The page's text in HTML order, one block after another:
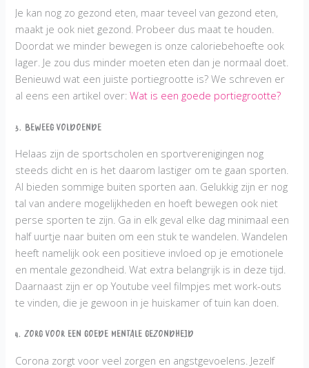
Je kan nog zo gezond eten, maar teveel van gezond eten,
maakt je ook niet gezond. Probeer dus maat te houden.
Doordat we minder bewegen is onze caloriebehoefte ook
lager. Je zou dus minder moeten eten dan je normaal doet.
Benieuwd wat een juiste portiegrootte is? We schreven er
al eens een artikel over:Wat is een goede portiegrootte?
3. Beweeg voldoende
Helaas zijn de sportscholen en sportverenigingen nog
steeds dicht en is het daarom lastiger om te gaan sporten.
Al bieden sommige buiten sporten aan. Gelukkig zijn er nog
tal van andere mogelijkheden en hoeft bewegen ook niet
perse sporten te zijn. Ga in elk geval elke dag minimaal een
half uurtje naar buiten om een stuk te wandelen. Wandelen
heeft namelijk ook een positieve invloed op je emotionele
en mentale gezondheid. Wat extra belangrijk is in deze tijd.
Daarnaast zijn er op Youtube veel filmpjes met work-outs
te vinden, die je gewoon in je huiskamer of tuin kan doen.
4. Zorg voor een goede mentale gezondheid
Corona zorgt voor veel zorgen en angstgevoelens. Jezelf